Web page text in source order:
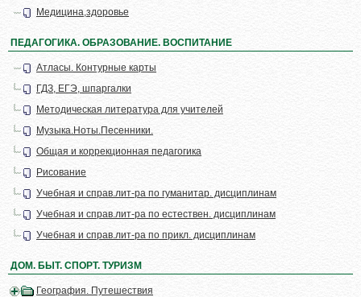
Медицина,здоровье
ПЕДАГОГИКА. ОБРАЗОВАНИЕ. ВОСПИТАНИЕ
Атласы. Контурные карты
ГДЗ, ЕГЭ, шпаргалки
Методическая литература для учителей
Музыка.Ноты.Песенники.
Общая и коррекционная педагогика
Рисование
Учебная и справ.лит-ра по гуманитар. дисциплинам
Учебная и справ.лит-ра по естествен. дисциплинам
Учебная и справ.лит-ра по прикл. дисциплинам
ДОМ. БЫТ. СПОРТ. ТУРИЗМ
География. Путешествия